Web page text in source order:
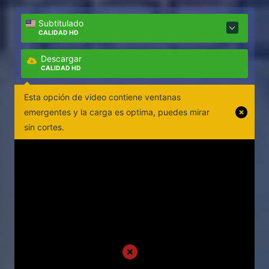
Subtitulado
CALIDAD HD
Descargar
CALIDAD HD
Esta opción de video contiene ventanas
emergentes y la carga es optima, puedes mirar
sin cortes.